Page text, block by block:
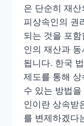
은 단순히 재
피상속인의 권
되는 것을 포
인의 재산과
됩니다. 한국
제도를 통해 상
수 있는 방법
인이란 상속받
를 변제하겠다